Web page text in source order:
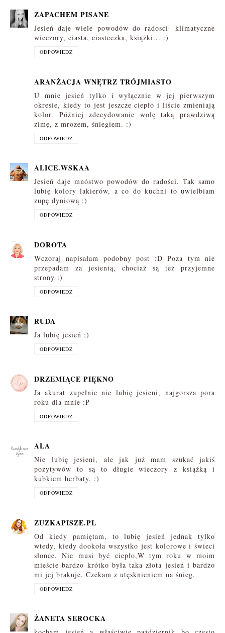
ZAPACHEM PISANE
Jesień daje wiele powodów do radosci- klimatyczne
wieczory, ciasta, ciasteczka, książki... :)
ODPOWIEDZ
ARANŻACJA WNĘTRZ TRÓJMIASTO
U mnie jesień tylko i wyłącznie w jej pierwszym
okresie, kiedy to jest jeszcze ciepło i liście zmieniają
kolor. Później zdecydowanie wolę taką prawdziwą
zimę, z mrozem, śniegiem. :)
ODPOWIEDZ
ALICE.WSKAA
Jesień daje mnóstwo powodów do radości. Tak samo
lubię kolory lakierów, a co do kuchni to uwielbiam
zupę dyniową :)
ODPOWIEDZ
DOROTA
Wczoraj napisałam podobny post :D Poza tym nie
przepadam za jesienią, chociaż są też przyjemne
strony :)
ODPOWIEDZ
RUDA
Ja lubię jesień :)
ODPOWIEDZ
DRZEMIĄCE PIĘKNO
Ja akurat zupełnie nie lubię jesieni, najgorsza pora
roku dla mnie :P
ODPOWIEDZ
ALA
Nie lubię jesieni, ale jak już mam szukać jakiś
pozytywów to są to długie wieczory z książką i
kubkiem herbaty. :)
ODPOWIEDZ
ZUZKAPISZE.PL
Od kiedy pamiętam, to lubię jesień jednak tylko
wtedy, kiedy dookoła wszystko jest kolorowe i świeci
słonce. Nie musi być ciepło,W tym roku w moim
mieście bardzo krótko była taka złota jesień i bardzo
mi jej brakuje. Czekam z utęsknieniem na śnieg.
ODPOWIEDZ
ŻANETA SEROCKA